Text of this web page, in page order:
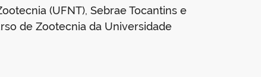
(UFNT), Sebrae Tocantins e
de Zootecnia da Universidade